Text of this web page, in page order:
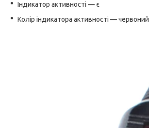
Індикатор активності — є
Колір індикатора активності — червоний